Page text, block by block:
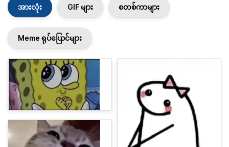
အားလုံး GIF များ စတစ်ကာများ
Meme ရုပ်ပြောင်များ